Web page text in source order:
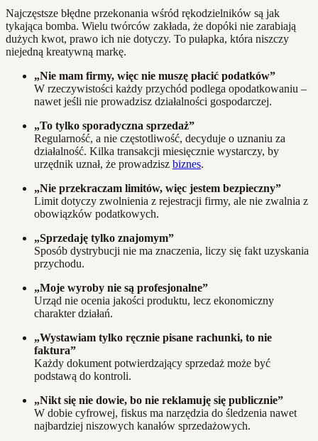
Najczęstsze błędne przekonania wśród rękodzielników są jak
tykająca bomba. Wielu twórców zakłada, że dopóki nie zarabiają
dużych kwot, prawo ich nie dotyczy. To pułapka, która niszczy
niejedną kreatywną markę.
„Nie mam firmy, więc nie muszę płacić podatków”
W rzeczywistości każdy przychód podlega opodatkowaniu –
nawet jeśli nie prowadzisz działalności gospodarczej.
„To tylko sporadyczna sprzedaż”
Regularność, a nie częstotliwość, decyduje o uznaniu za
działalność. Kilka transakcji miesięcznie wystarczy, by
urzędnik uznał, że prowadzisz biznes.
„Nie przekraczam limitów, więc jestem bezpieczny”
Limit dotyczy zwolnienia z rejestracji firmy, ale nie zwalnia z
obowiązków podatkowych.
„Sprzedaję tylko znajomym”
Sposób dystrybucji nie ma znaczenia, liczy się fakt uzyskania
przychodu.
„Moje wyroby nie są profesjonalne”
Urząd nie ocenia jakości produktu, lecz ekonomiczny
charakter działań.
„Wystawiam tylko ręcznie pisane rachunki, to nie
faktura”
Każdy dokument potwierdzający sprzedaż może być
podstawą do kontroli.
„Nikt się nie dowie, bo nie reklamuję się publicznie”
W dobie cyfrowej, fiskus ma narzędzia do śledzenia nawet
najbardziej niszowych kanałów sprzedażowych.